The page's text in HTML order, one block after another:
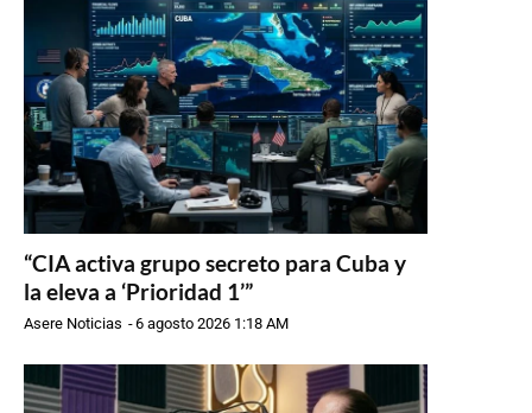
“CIA activa grupo secreto para Cuba y
la eleva a ‘Prioridad 1’”
Asere Noticias -6 agosto 2026 1:18 AM